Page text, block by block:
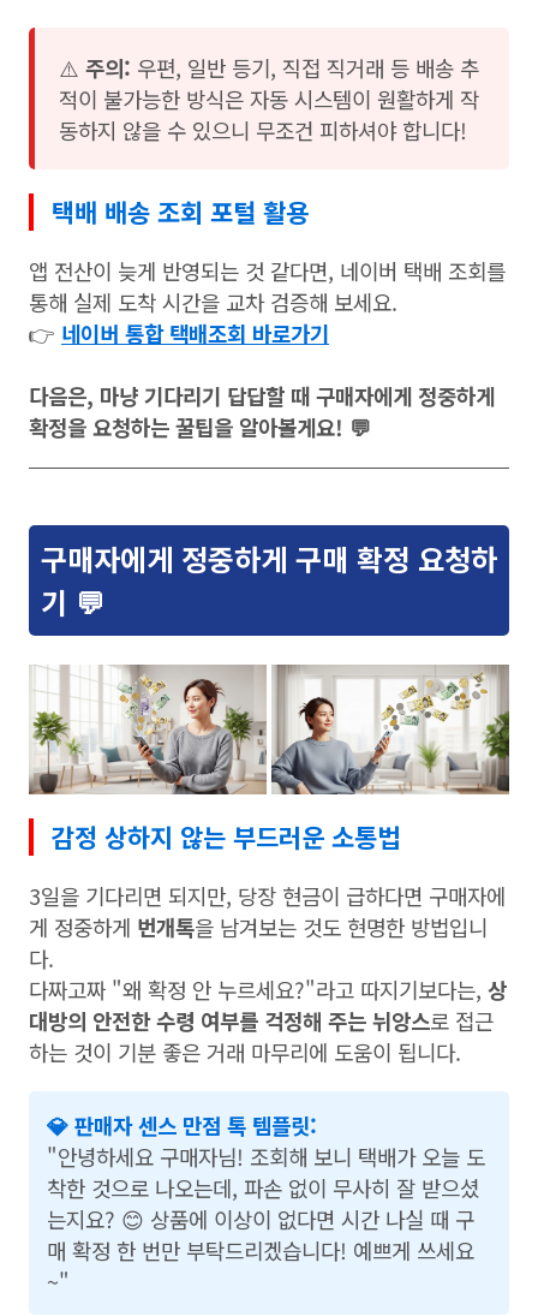
⚠️ 주의: 우편, 일반 등기, 직접 직거래 등 배송 추
적이 불가능한 방식은 자동 시스템이 원활하게 작
동하지 않을 수 있으니 무조건 피하셔야 합니다!
택배 배송 조회 포털 활용
앱 전산이 늦게 반영되는 것 같다면, 네이버 택배 조회를
통해 실제 도착 시간을 교차 검증해 보세요.
👉 네이버 통합 택배조회 바로가기
다음은, 마냥 기다리기 답답할 때 구매자에게 정중하게
확정을 요청하는 꿀팁을 알아볼게요! 💬
구매자에게 정중하게 구매 확정 요청하
기 💬
감정 상하지 않는 부드러운 소통법
3일을 기다리면 되지만, 당장 현금이 급하다면 구매자에
게 정중하게 번개톡을 남겨보는 것도 현명한 방법입니
다.
다짜고짜 "왜 확정 안 누르세요?"라고 따지기보다는, 상
대방의 안전한 수령 여부를 걱정해 주는 뉘앙스로 접근
하는 것이 기분 좋은 거래 마무리에 도움이 됩니다.
💎 판매자 센스 만점 톡 템플릿:
"안녕하세요 구매자님! 조회해 보니 택배가 오늘 도
착한 것으로 나오는데, 파손 없이 무사히 잘 받으셨
는지요? 😊 상품에 이상이 없다면 시간 나실 때 구
매 확정 한 번만 부탁드리겠습니다! 예쁘게 쓰세요
~"